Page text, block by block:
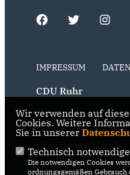
IMPRESSUM
CDU Ruhr
CDU NRW
CDU Deutschlands
RSS der
Wir verwenden auf
Cookies. Weitere
Sie in unserer
Technisch
Die notwendigen Cookies
ordnungsgemäßen Gebrauch